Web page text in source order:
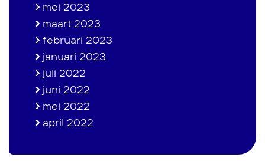
mei 2023
maart 2023
februari 2023
januari 2023
juli 2022
juni 2022
mei 2022
april 2022